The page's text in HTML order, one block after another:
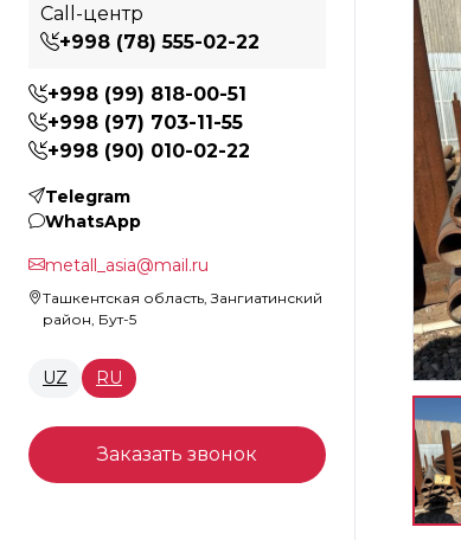
Call-центр
+998 (78) 555-02-22
+998 (99) 818-00-51
+998 (97) 703-11-55
+998 (90) 010-02-22
Telegram
WhatsApp
metall_asia@mail.ru
Ташкентская область, Зангиатинский
район, Бут-5
UZ RU
Заказать звонок